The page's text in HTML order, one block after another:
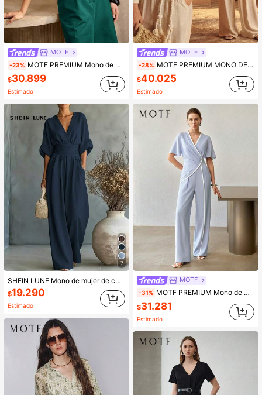
MOTF
-23% MOTF PREMIUM Mono de manga de murciélago 100% ALGODÓN, ESTILO VINTAGE
$30.899
Estimado
7
SHEIN LUNE Mono de mujer de color liso con cuello en V, plisado, para uso diario casual, con pantalones de pierna ancha
$19.290
Estimado
MOTF
-28% MOTF PREMIUM MONO DE MEZCLA DE LINO PARA MUJER, LARGO, ADECUADO PARA VACACIONES DE PRIMAVERA Y VERANO
$40.025
Estimado
MOTF
-31% MOTF PREMIUM Mono de manga corta con cuello superpuesto y ribete en contraste
$31.281
Estimado